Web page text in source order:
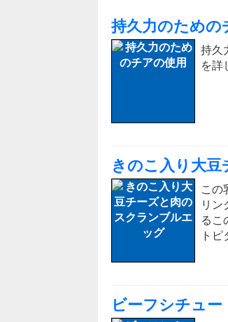
持久力のための
持久
を詳
きのこ入り大
この
リン
るこ
ト
ビーフシチュー